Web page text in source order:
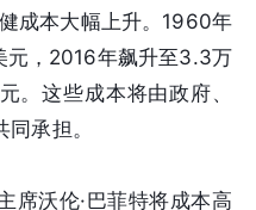
成本大幅上升。1960年
元，2016年飙升至3.3万
。这些成本将由政府、
承担。
席沃伦·巴菲特将成本高